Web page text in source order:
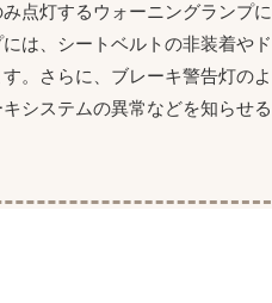
点灯するウォーニングランプに
は、シートベルトの非装着やド
。さらに、ブレーキ警告灯のよ
システムの異常などを知らせる